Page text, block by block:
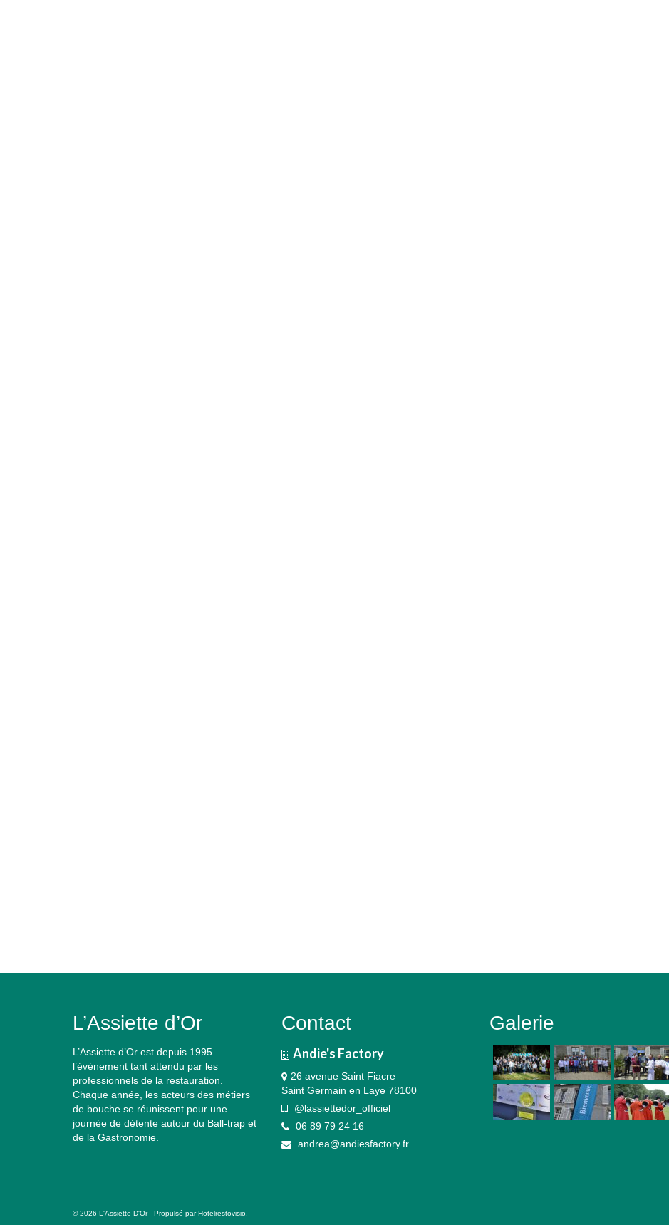
L’Assiette d’Or
L’Assiette d’Or est depuis 1995
l’événement tant attendu par les
professionnels de la restauration.
Chaque année, les acteurs des métiers
de bouche se réunissent pour une
journée de détente autour du Ball-trap et
de la Gastronomie.
Contact
Andie's Factory
26 avenue Saint Fiacre
Saint Germain en Laye 78100
@lassiettedor_officiel
06 89 79 24 16
andrea@andiesfactory.fr
Galerie
© 2026 L'Assiette D'Or - Propulsé parHotelrestovisio